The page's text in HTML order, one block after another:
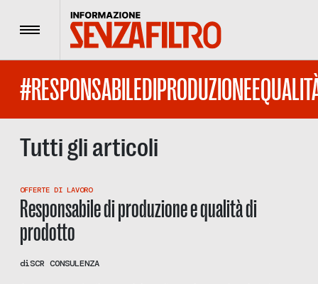
Menu
Tutti gli articoli
OFFERTE DI LAVORO
Responsabile di produzione e qualità di
prodotto
diSCR CONSULENZA